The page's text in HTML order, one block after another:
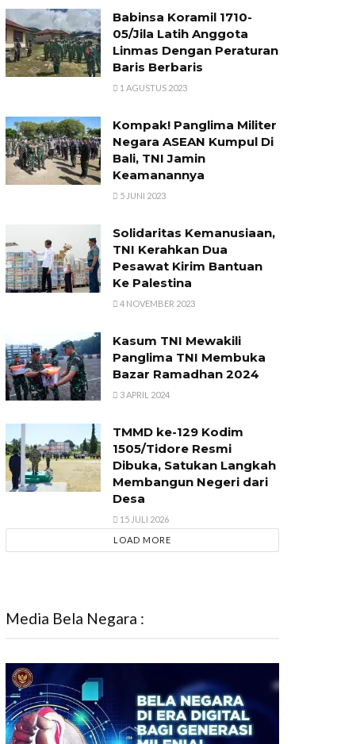
Babinsa Koramil 1710-
05/Jila Latih Anggota
Linmas Dengan Peraturan
Baris Berbaris
1 AGUSTUS 2023
Kompak! Panglima Militer
Negara ASEAN Kumpul Di
Bali, TNI Jamin
Keamanannya
5 JUNI 2023
Solidaritas Kemanusiaan,
TNI Kerahkan Dua
Pesawat Kirim Bantuan
Ke Palestina
4 NOVEMBER 2023
Kasum TNI Mewakili
Panglima TNI Membuka
Bazar Ramadhan 2024
3 APRIL 2024
TMMD ke-129 Kodim
1505/Tidore Resmi
Dibuka, Satukan Langkah
Membangun Negeri dari
Desa
15 JULI 2026
LOAD MORE
Media Bela Negara :